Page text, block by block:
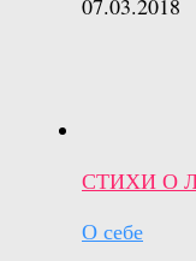
07.03.2018
СТИХИ О
О себе